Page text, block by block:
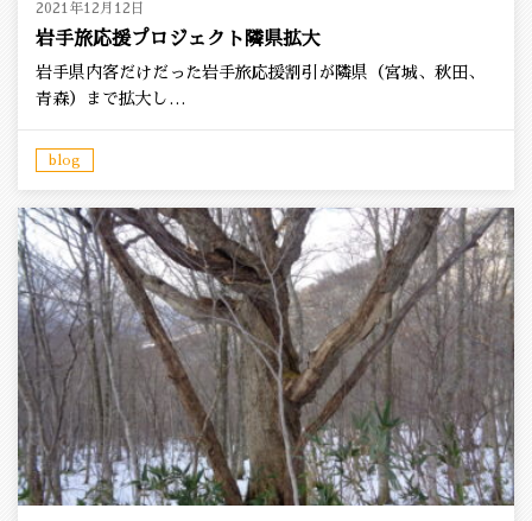
2021年12月12日
岩手旅応援プロジェクト隣県拡大
岩手県内客だけだった岩手旅応援割引が隣県（宮城、秋田、
青森）まで拡大し…
blog